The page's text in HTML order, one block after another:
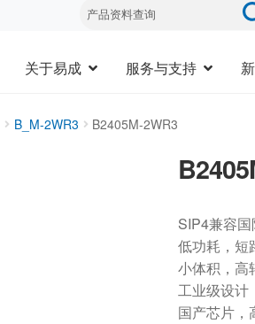
关于易成 服务与支持
B_M-2WR3 B2405M-2WR3
SIP4兼容
低功耗，短
小体积，高
工业级设计
国产芯片，